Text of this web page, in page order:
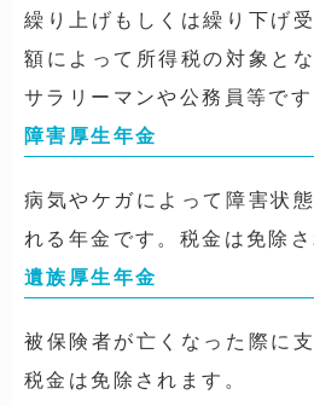
繰り上げもしくは繰り下げ
額によって所得税の対象と
サラリーマンや公務員等です
障害厚生年金
病気やケガによって障害状
れる年金です。税金は免除さ
遺族厚生年金
被保険者が亡くなった際に
税金は免除されます。